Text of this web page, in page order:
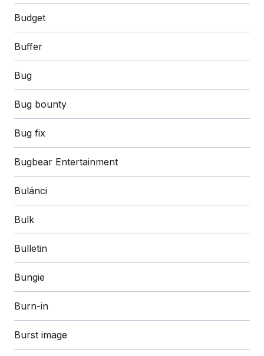
Budget
Buffer
Bug
Bug bounty
Bug fix
Bugbear Entertainment
Bulánci
Bulk
Bulletin
Bungie
Burn-in
Burst image